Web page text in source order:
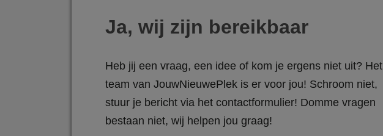
Ja, wij zijn bereikbaar
Heb jij een vraag, een idee of kom je ergens niet uit? Het
team van JouwNieuwePlek is er voor jou! Schroom niet,
stuur je bericht via het contactformulier! Domme vragen
bestaan niet, wij helpen jou graag!